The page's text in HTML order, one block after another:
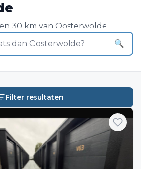
30 km van Oosterwolde
🔍
Filter resultaten